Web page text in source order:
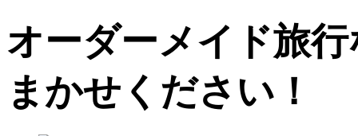
オーダーメイド旅
まかせください！